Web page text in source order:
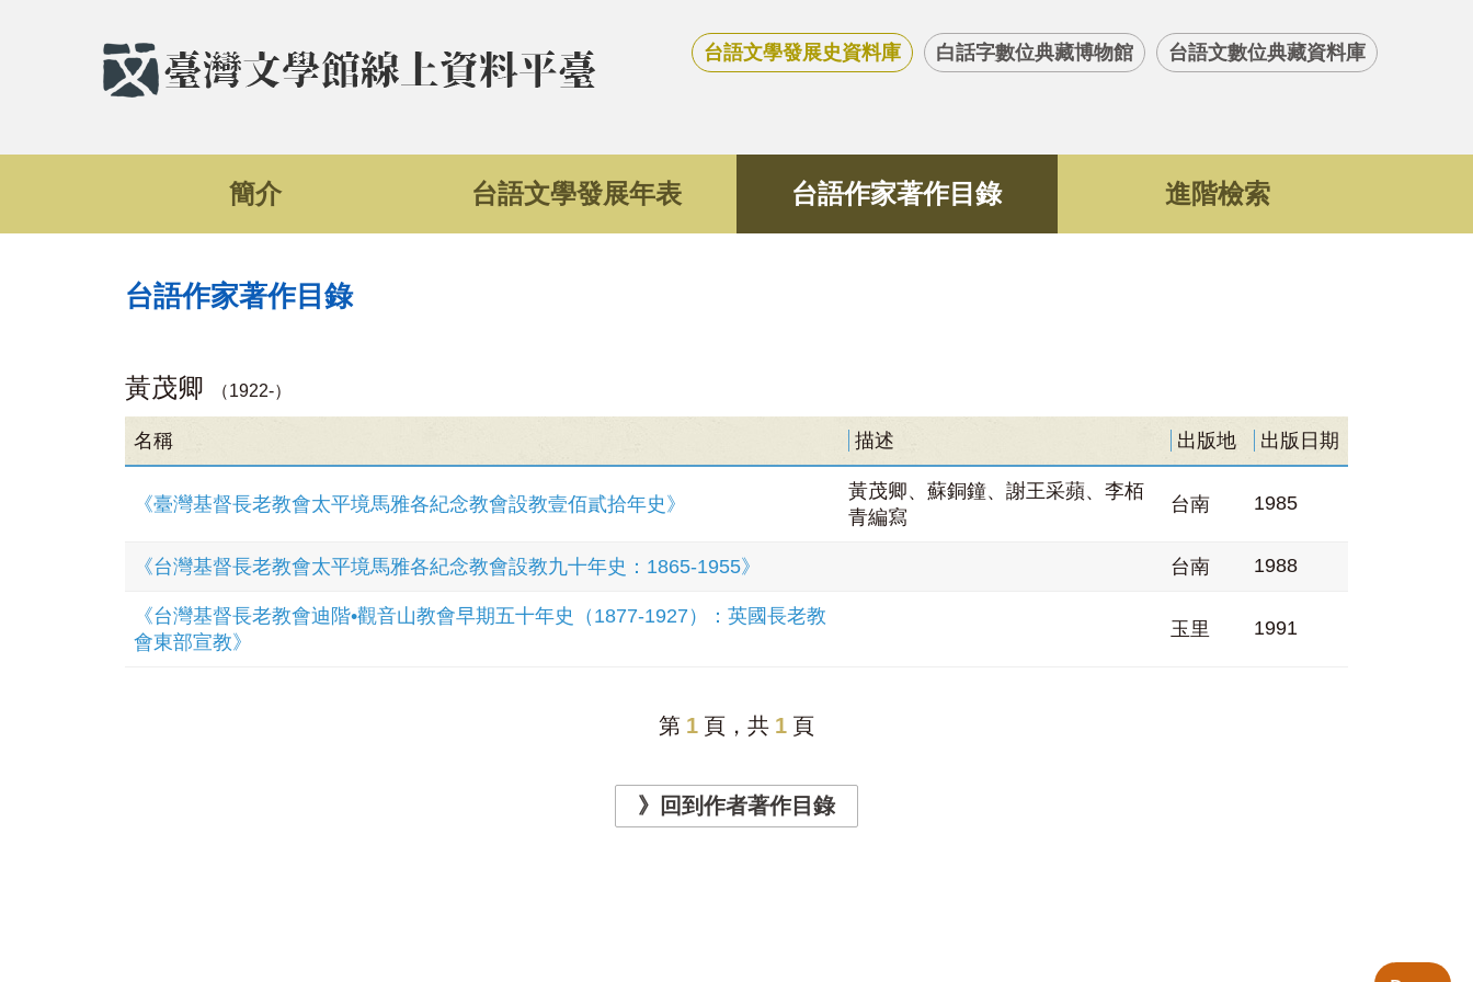
台語文學發展史資料庫 白話字數位典藏博物館 台語文數位典藏資料庫
簡介 台語文學發展年表 台語作家著作目錄 進階檢索
台語作家著作目錄
黃茂卿 （1922-）
名稱 描述 出版地 出版日期
《臺灣基督長老教會太平境馬雅各紀念教會設教壹佰貳拾年史》
黃茂卿、蘇銅鐘、謝王采蘋、李栢
青編寫
台南 1985
《台灣基督長老教會太平境馬雅各紀念教會設教九十年史：1865-1955》 台南 1988
《台灣基督長老教會迪階•觀音山教會早期五十年史（1877-1927）：英國長老教
會東部宣教》
玉里 1991
第 1 頁，共 1 頁
》回到作者著作目錄